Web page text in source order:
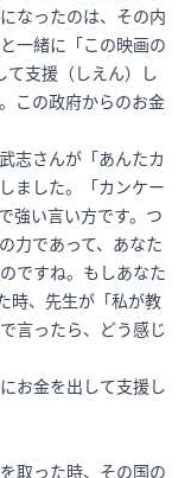
なったのは、その内
一緒に「この映画の
て支援（しえん）し
この政府からのお金
志さんが「あんたカ
ました。「カンケー
強い言い方です。つ
力であって、あなた
ですね。もしあなた
時、先生が「私が教
言ったら、どう感じ
お金を出して支援し
取った時、その国の